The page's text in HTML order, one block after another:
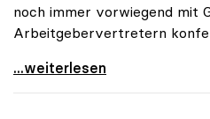
noch immer vorwiegend mit
Arbeitgebervertretern
Unis sind „Magneten der
...weiterlesen